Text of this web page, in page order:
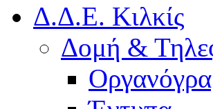
Δ.Δ.Ε. Κιλκίς
Δομή &